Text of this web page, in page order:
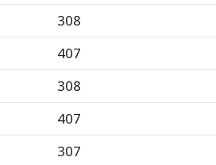
308
407
308
407
307